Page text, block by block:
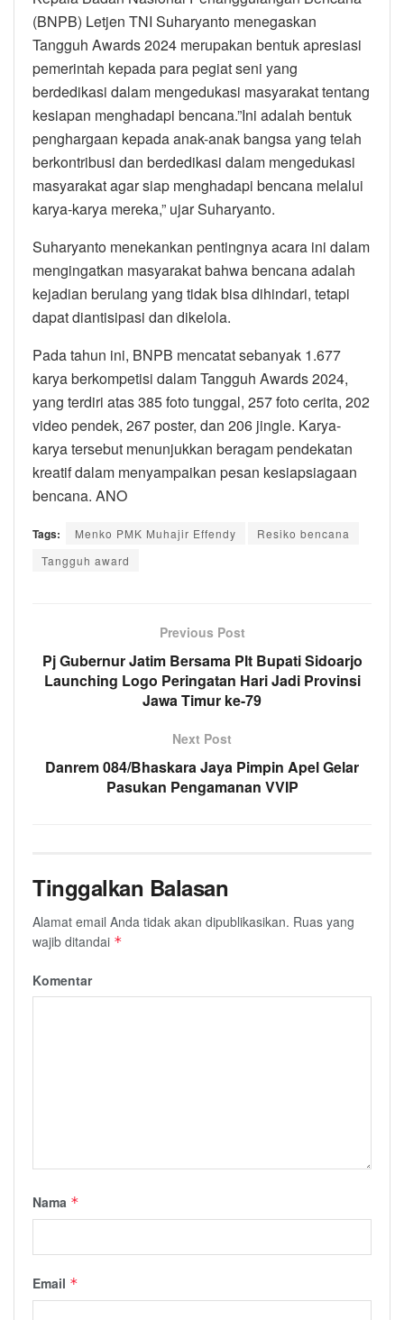
(BNPB) Letjen TNI Suharyanto menegaskan
Tangguh Awards 2024 merupakan bentuk apresiasi
pemerintah kepada para pegiat seni yang
berdedikasi dalam mengedukasi masyarakat tentang
kesiapan menghadapi bencana.”Ini adalah bentuk
penghargaan kepada anak-anak bangsa yang telah
berkontribusi dan berdedikasi dalam mengedukasi
masyarakat agar siap menghadapi bencana melalui
karya-karya mereka,” ujar Suharyanto.
Suharyanto menekankan pentingnya acara ini dalam
mengingatkan masyarakat bahwa bencana adalah
kejadian berulang yang tidak bisa dihindari, tetapi
dapat diantisipasi dan dikelola.
Pada tahun ini, BNPB mencatat sebanyak 1.677
karya berkompetisi dalam Tangguh Awards 2024,
yang terdiri atas 385 foto tunggal, 257 foto cerita, 202
video pendek, 267 poster, dan 206 jingle. Karya-
karya tersebut menunjukkan beragam pendekatan
kreatif dalam menyampaikan pesan kesiapsiagaan
bencana. ANO
Tags: Menko PMK Muhajir Effendy
Resiko bencana
Tangguh award
Previous Post
Pj Gubernur Jatim Bersama Plt Bupati Sidoarjo
Launching Logo Peringatan Hari Jadi Provinsi
Jawa Timur ke-79
Next Post
Danrem 084/Bhaskara Jaya Pimpin Apel Gelar
Pasukan Pengamanan VVIP
Tinggalkan Balasan
Alamat email Anda tidak akan dipublikasikan. Ruas yang
wajib ditandai *
Komentar
Nama *
Email *